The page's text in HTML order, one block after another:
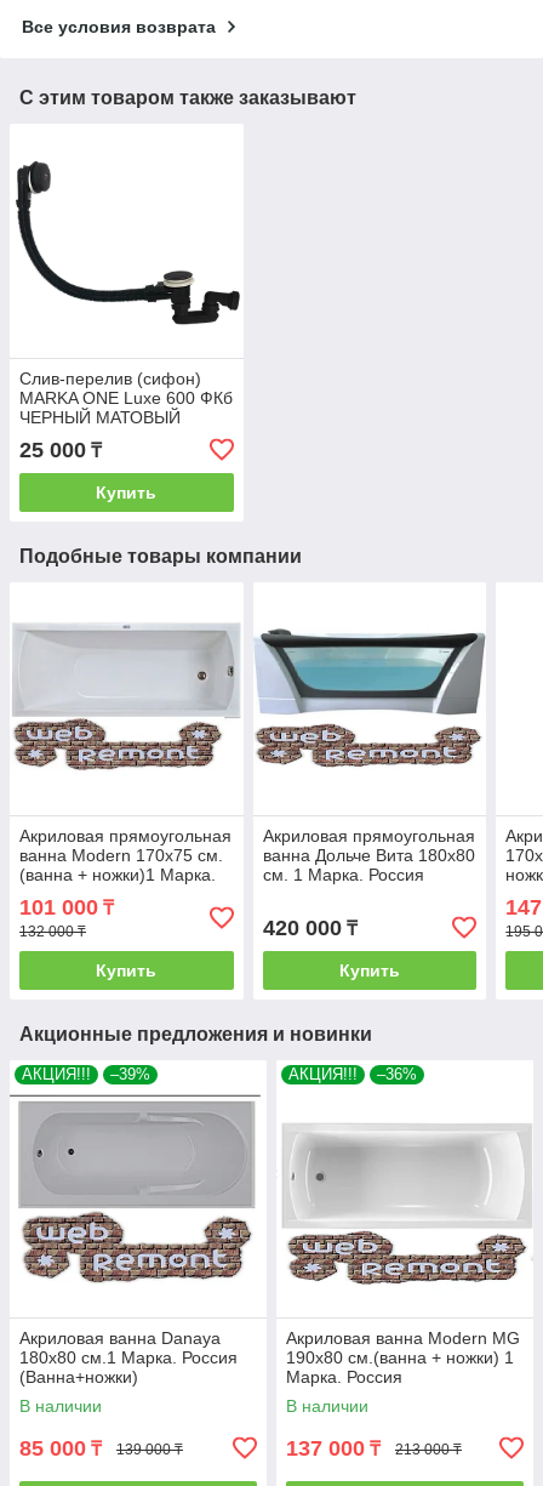
Все условия возврата
С этим товаром также заказывают
Слив-перелив (сифон)
MARKA ONE Luxe 600 ФКб
ЧЕРНЫЙ МАТОВЫЙ
25 000 ₸
Купить
Подобные товары компании
Акриловая прямоугольная
ванна Modern 170х75 см.
(ванна + ножки)1 Марка.
101 000 ₸
132 000 ₸
Купить
Акриловая прямоугольная
ванна Дольче Вита 180х80
см. 1 Марка. Россия
420 000₸
Купить
195
Акционные предложения и новинки
АКЦИЯ!!! –39%
Акриловая ванна Danaya
180x80 см.1 Марка. Россия
(Ванна+ножки)
В наличии
85 000 ₸ 139 000 ₸
АКЦИЯ!!! –36%
Акриловая ванна Modern MG
190х80 см.(ванна + ножки) 1
Марка. Россия
В наличии
137 000 ₸ 213 000 ₸